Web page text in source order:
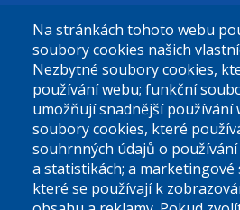
El. podatelna (bez el.
podatelna@praha9.cz
Úřední dny:
Na stránkách tohoto webu
soubory cookies našich
Nezbytné soubory cookies,
používání webu; funkční
umožňují snadnější používání
soubory cookies, které
souhrnných údajů o
a statistikách; a marketingové
které se používají k